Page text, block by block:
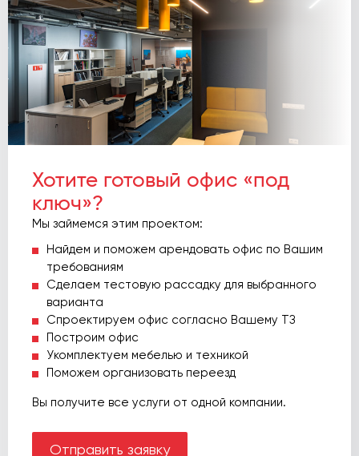
Хотите готовый офис «под
ключ»?
Мы займемся этим проектом:
Найдем и поможем арендовать офис по Вашим
требованиям
Сделаем тестовую рассадку для выбранного
варианта
Спроектируем офис согласно Вашему ТЗ
Построим офис
Укомплектуем мебелью и техникой
Поможем организовать переезд
Вы получите все услуги от одной компании.
Отправить заявку